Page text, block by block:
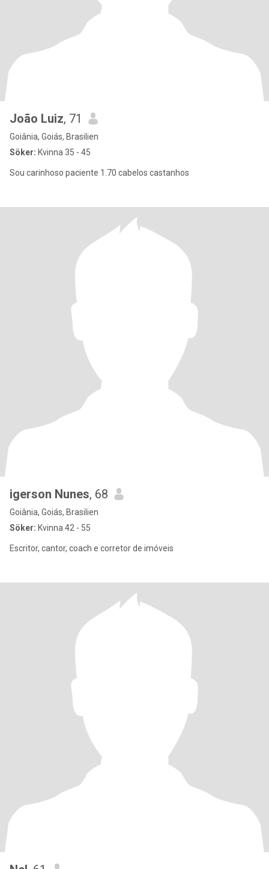
João Luiz, 71
Goiânia, Goiás, Brasilien
Söker: Kvinna 35 - 45
Sou carinhoso paciente 1.70 cabelos castanhos
igerson Nunes, 68
Goiânia, Goiás, Brasilien
Söker: Kvinna 42 - 55
Escritor, cantor, coach e corretor de imóveis